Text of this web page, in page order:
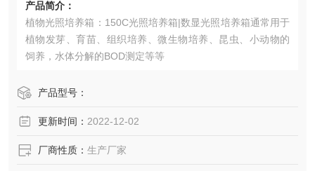
产品简介：
植物光照培养箱：150C光照培养箱|数显光照培养箱通常用于
植物发芽、育苗、组织培养、微生物培养、昆虫、小动物的
饲养，水体分解的BOD测定等等
产品型号：
更新时间： 2022-12-02
厂商性质： 生产厂家